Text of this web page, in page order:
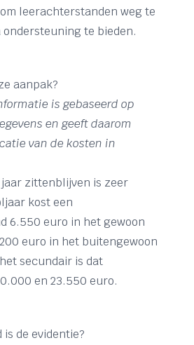
leerachterstanden weg te
te bieden.
aanpak?
is gebaseerd op
en geeft daarom
van de kosten in
jaar zittenblijven is zeer
kost een
6.550 euro in het gewoon
euro in het buitengewoon
secundair is dat
en 23.550 euro.
de evidentie?